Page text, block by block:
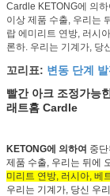
Cardle KETONG에 의
이상 제품 수출, 우리는
랍 에미리트 연방, 러시
론하. 우리는 기계가, 당
꼬리표: 변동 단계
빨간 아크 조정가능
래트홈 Cardle
KETONG에 의하여 중
제품 수출, 우리는 뒤에
미리트 연방, 러시아, 베
우리는 기계가, 당신 우